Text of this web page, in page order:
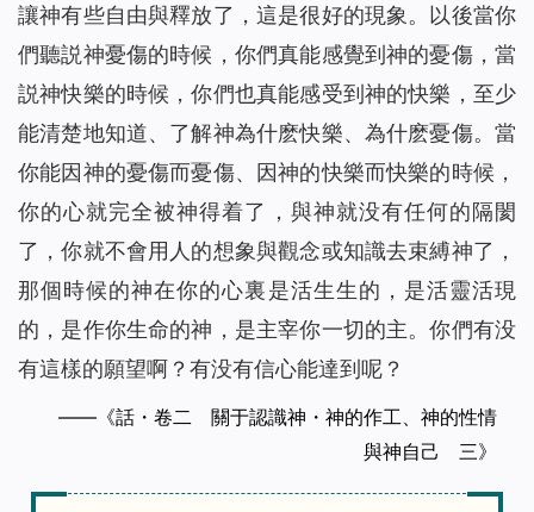
讓神有些自由與釋放了，這是很好的現象。以後當你
們聽説神憂傷的時候，你們真能感覺到神的憂傷，當
説神快樂的時候，你們也真能感受到神的快樂，至少
能清楚地知道、了解神為什麽快樂、為什麽憂傷。當
你能因神的憂傷而憂傷、因神的快樂而快樂的時候，
你的心就完全被神得着了，與神就没有任何的隔閡
了，你就不會用人的想象與觀念或知識去束縛神了，
那個時候的神在你的心裏是活生生的，是活靈活現
的，是作你生命的神，是主宰你一切的主。你們有没
有這樣的願望啊？有没有信心能達到呢？
——《話・卷二 關于認識神・神的作工、神的性情
與神自己 三》